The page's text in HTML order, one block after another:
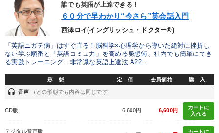
誰でも英語が上達できる！
６０分で早わかり“今さら”英会話入門
西澤ロイ(イングリッシュ・ドクター®)
「英語ニガテ病」はすぐ直る！脳科学×心理学から導いた絶対に挫折し
ない学ぶ順番と「英語コミュ力」を高める発想術、社内でも簡単にでき
る実践トレーニング…非常識な英語上達法 A22...
形 態 定 価 会員価格 購 入
headset 音声 （どの形態でも内容は同じです）
CD版 6,600円 6,600円
カートに
入れる
デジタル音声版
カートに